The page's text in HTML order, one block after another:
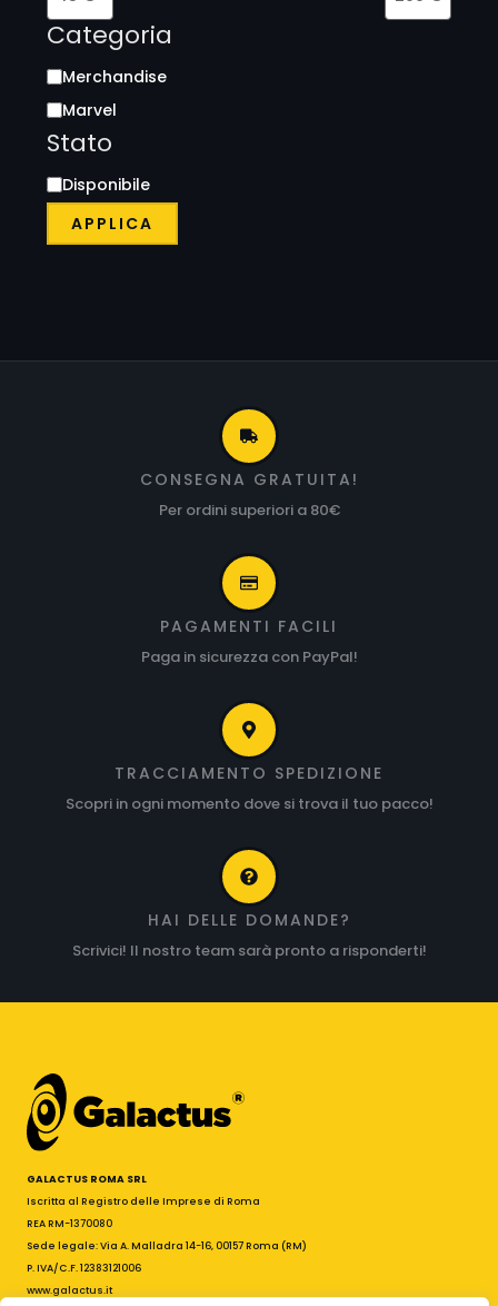
Categoria
Merchandise
Marvel
Stato
Disponibile
APPLICA
CONSEGNA GRATUITA!
Per ordini superiori a 80€
PAGAMENTI FACILI
Paga in sicurezza con PayPal!
TRACCIAMENTO SPEDIZIONE
Scopri in ogni momento dove si trova il tuo pacco!
HAI DELLE DOMANDE?
Scrivici! Il nostro team sarà pronto a risponderti!
GALACTUS ROMA SRL
Iscritta al Registro delle Imprese di Roma
REA RM-1370080
Sede legale: Via A. Malladra 14-16, 00157 Roma (RM)
P. IVA/C.F. 12383121006
www.galactus.it